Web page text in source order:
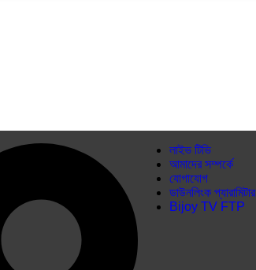
লাইভ টিভি
আমাদের সম্পর্কে
যোগাযোগ
ডাউনলিংক প্যারামিটার
Bijoy TV FTP